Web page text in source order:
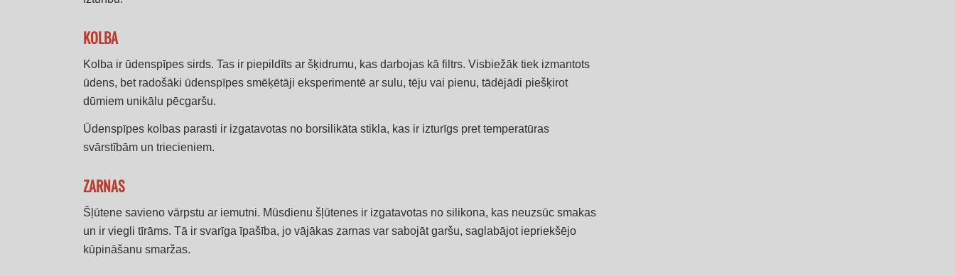
KOLBA
Kolba ir ūdenspīpes sirds. Tas ir piepildīts ar šķidrumu, kas darbojas kā filtrs. Visbiežāk tiek izmantots
ūdens, bet radošāki ūdenspīpes smēķētāji eksperimentē ar sulu, tēju vai pienu, tādējādi piešķirot
dūmiem unikālu pēcgaršu.
Ūdenspīpes kolbas parasti ir izgatavotas no borsilikāta stikla, kas ir izturīgs pret temperatūras
svārstībām un triecieniem.
ZARNAS
Šļūtene savieno vārpstu ar iemutni. Mūsdienu šļūtenes ir izgatavotas no silikona, kas neuzsūc smakas
un ir viegli tīrāms. Tā ir svarīga īpašība, jo vājākas zarnas var sabojāt garšu, saglabājot iepriekšējo
kūpināšanu smaržas.